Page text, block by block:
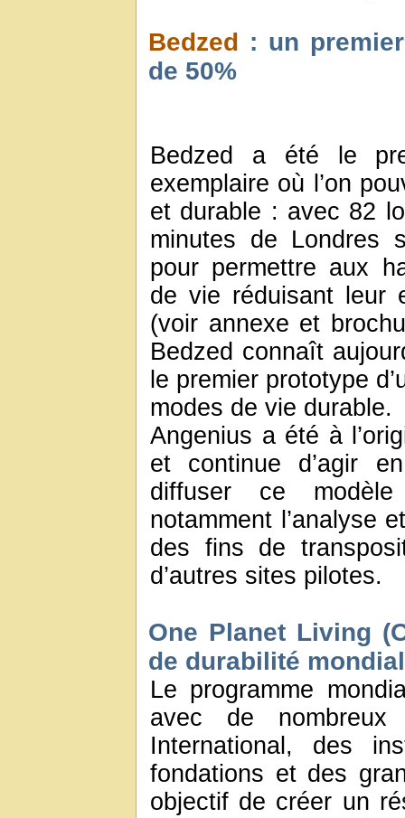
Bedzed : un
de 50%
Bedzed a été le
exemplaire où l’on
et durable : avec 82
minutes de Londres
pour permettre aux
de vie réduisant leur
(voir annexe et
Bedzed connaît
le premier prototype
modes de vie durable.
Angenius a été à
et continue d’agir
diffuser ce
notamment l’analyse
des fins de
d’autres sites pilotes.
One Planet Living
de durabilité mondial
Le programme
avec de
International, des
fondations et des
objectif de créer un